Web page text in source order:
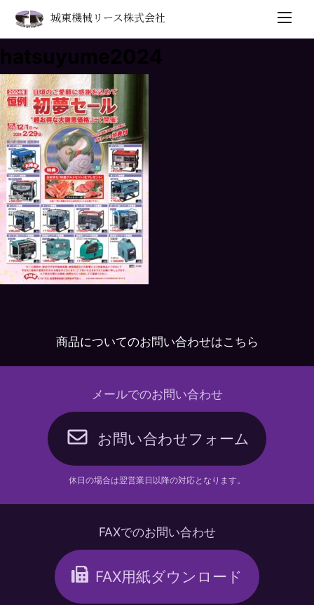
城東機械リース株式会社
hatsuyume2024
商品についてのお問い合わせはこちら
メールでのお問い合わせ
お問い合わせフォーム
休日の場合は翌営業日以降の対応となります。
FAXでのお問い合わせ
FAX用紙ダウンロード